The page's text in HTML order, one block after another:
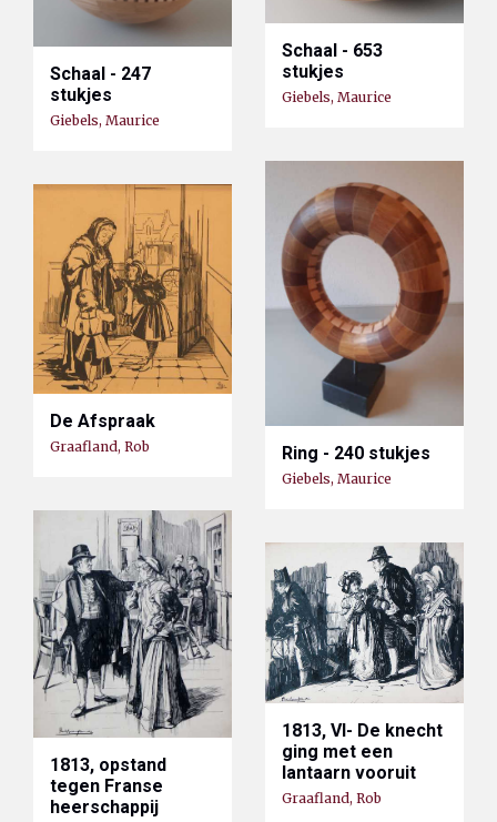
Schaal - 653
stukjes
Giebels, Maurice
Schaal - 247
stukjes
Giebels, Maurice
Ring - 240 stukjes
Giebels, Maurice
De Afspraak
Graafland, Rob
1813, opstand
tegen Franse
heerschappij
1813, VI- De knecht
ging met een
lantaarn vooruit
Graafland, Rob